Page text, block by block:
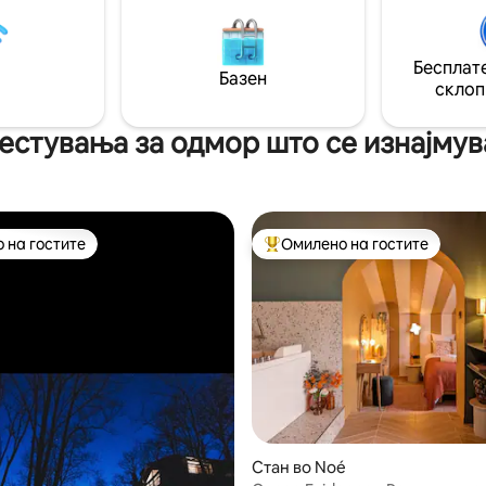
станот е на 5 минути од
на градот, на 3 минути од
Плант, на 6 минути од
на Тулуза и на 10 минути од
приватност. Одлично за: 💑
романтичен викенд 🎂
или романтично
извонредно ноќевање 🌙
Базен
за одмор што се
гостите
гостите Меѓу најуспешните „Омилени
Омилено на гостите
Стан во Noé